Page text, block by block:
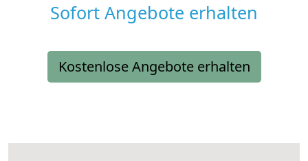
Sofort Angebote erhalten
Kostenlose Angebote erhalten